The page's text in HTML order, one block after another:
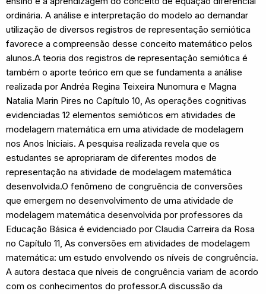
ordinária. A análise e interpretação do modelo ao demandar
utilização de diversos registros de representação semiótica
favorece a compreensão desse conceito matemático pelos
alunos.A teoria dos registros de representação semiótica é
também o aporte teórico em que se fundamenta a análise
realizada por Andréa Regina Teixeira Nunomura e Magna
Natalia Marin Pires no Capítulo 10, As operações cognitivas
evidenciadas 12 elementos semióticos em atividades de
modelagem matemática em uma atividade de modelagem
nos Anos Iniciais. A pesquisa realizada revela que os
estudantes se apropriaram de diferentes modos de
representação na atividade de modelagem matemática
desenvolvida.O fenômeno de congruência de conversões
que emergem no desenvolvimento de uma atividade de
modelagem matemática desenvolvida por professores da
Educação Básica é evidenciado por Claudia Carreira da Rosa
no Capítulo 11, As conversões em atividades de modelagem
matemática: um estudo envolvendo os níveis de congruência.
A autora destaca que níveis de congruência variam de acordo
com os conhecimentos do professor.A discussão da